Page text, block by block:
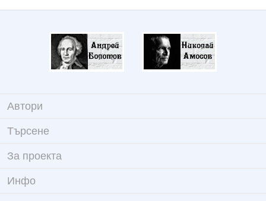
Автори
Търсене
За проекта
Инфо